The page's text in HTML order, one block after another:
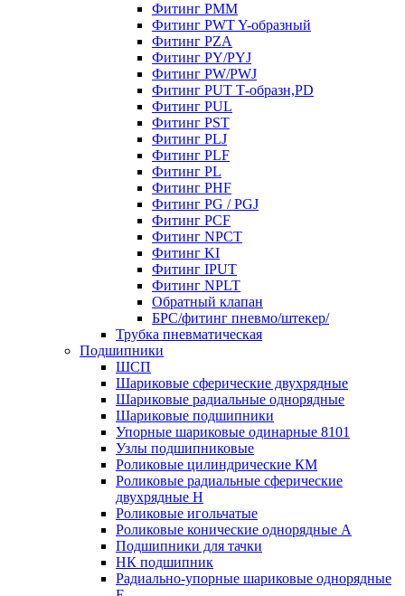
Фитинг РММ
Фитинг РWT Y-образный
Фитинг PZA
Фитинг PY/PYJ
Фитинг PW/PWJ
Фитинг PUT Т-образн,PD
Фитинг PUL
Фитинг PST
Фитинг PLJ
Фитинг PLF
Фитинг PL
Фитинг PHF
Фитинг PG / PGJ
Фитинг PCF
Фитинг NPCT
Фитинг KI
Фитинг IPUT
Фитинг NPLT
Обратный клапан
БРС/фитинг пневмо/штекер/
Трубка пневматическая
Подшипники
ШСП
Шариковые сферические двухрядные
Шариковые радиальные однорядные
Шариковые подшипники
Упорные шариковые одинарные 8101
Узлы подшипниковые
Роликовые цилиндрические КМ
Роликовые радиальные сферические
двухрядные H
Роликовые игольчатые
Роликовые конические однорядные А
Подшипники для тачки
НК подшипник
Радиально-упорные шариковые однорядные